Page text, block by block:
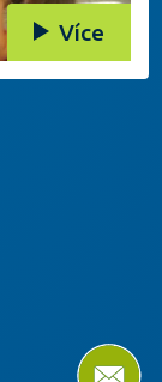
Více